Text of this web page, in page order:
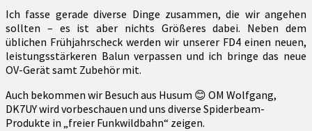
Ich fasse gerade diverse Dinge zusammen, die wir angehen
sollten – es ist aber nichts Größeres dabei. Neben dem
üblichen Frühjahrscheck werden wir unserer FD4 einen neuen,
leistungsstärkeren Balun verpassen und ich bringe das neue
OV-Gerät samt Zubehör mit.
Auch bekommen wir Besuch aus Husum 😊 OM Wolfgang,
DK7UY wird vorbeschauen und uns diverse Spiderbeam-
Produkte in „freier Funkwildbahn“ zeigen.